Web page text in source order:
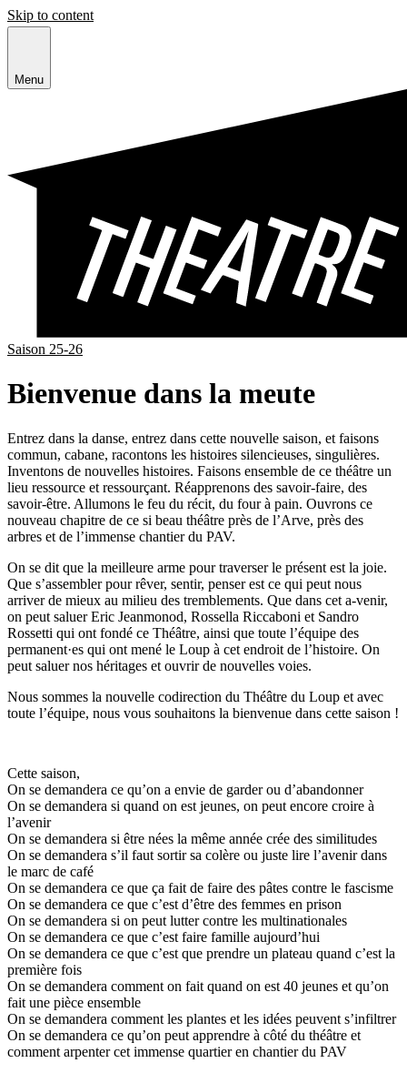
Skip to content
Menu
Saison 25-26
Bienvenue dans la meute
Entrez dans la danse, entrez dans cette nouvelle saison, et faisons
commun, cabane, racontons les histoires silencieuses, singulières.
Inventons de nouvelles histoires. Faisons ensemble de ce théâtre un
lieu ressource et ressourçant. Réapprenons des savoir-faire, des
savoir-être. Allumons le feu du récit, du four à pain. Ouvrons ce
nouveau chapitre de ce si beau théâtre près de l’Arve, près des
arbres et de l’immense chantier du PAV.
On se dit que la meilleure arme pour traverser le présent est la joie.
Que s’assembler pour rêver, sentir, penser est ce qui peut nous
arriver de mieux au milieu des tremblements. Que dans cet a-venir,
on peut saluer Eric Jeanmonod, Rossella Riccaboni et Sandro
Rossetti qui ont fondé ce Théâtre, ainsi que toute l’équipe des
permanent·es qui ont mené le Loup à cet endroit de l’histoire. On
peut saluer nos héritages et ouvrir de nouvelles voies.
Nous sommes la nouvelle codirection du Théâtre du Loup et avec
toute l’équipe, nous vous souhaitons la bienvenue dans cette saison !
Cette saison,
On se demandera ce qu’on a envie de garder ou d’abandonner
On se demandera si quand on est jeunes, on peut encore croire à
l’avenir
On se demandera si être nées la même année crée des similitudes
On se demandera s’il faut sortir sa colère ou juste lire l’avenir dans
le marc de café
On se demandera ce que ça fait de faire des pâtes contre le fascisme
On se demandera ce que c’est d’être des femmes en prison
On se demandera si on peut lutter contre les multinationales
On se demandera ce que c’est faire famille aujourd’hui
On se demandera ce que c’est que prendre un plateau quand c’est la
première fois
On se demandera comment on fait quand on est 40 jeunes et qu’on
fait une pièce ensemble
On se demandera comment les plantes et les idées peuvent s’infiltrer
On se demandera ce qu’on peut apprendre à côté du théâtre et
comment arpenter cet immense quartier en chantier du PAV